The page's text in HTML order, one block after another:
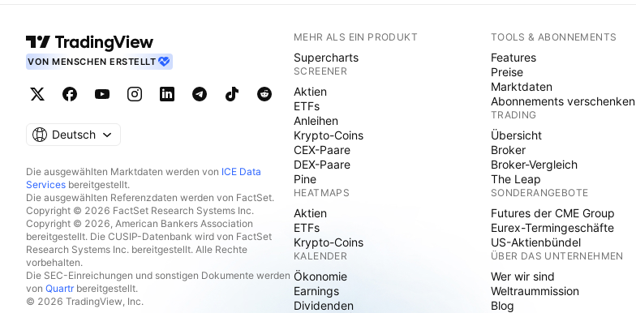
VON MENSCHEN ERSTELLT
Deutsch
Die ausgewählten Marktdaten werden von ICE Data
Services bereitgestellt.
Die ausgewählten Referenzdaten werden von FactSet.
Copyright © 2026 FactSet Research Systems Inc.
Copyright © 2026, American Bankers Association
bereitgestellt. Die CUSIP-Datenbank wird von FactSet
Research Systems Inc. bereitgestellt. Alle Rechte
vorbehalten.
Die SEC-Einreichungen und sonstigen Dokumente werden
von Quartrbereitgestellt.
© 2026 TradingView, Inc.
MEHR ALS EIN PRODUKT
Supercharts
SCREENER
Aktien
ETFs
Anleihen
Krypto-Coins
CEX-Paare
DEX-Paare
Pine
HEATMAPS
Aktien
ETFs
Krypto-Coins
KALENDER
Ökonomie
Earnings
Dividenden
TOOLS & ABONNEMENTS
Features
Preise
Marktdaten
Abonnements verschenken
TRADING
Übersicht
Broker
Broker-Vergleich
The Leap
SONDERANGEBOTE
Futures der CME Group
Eurex-Termingeschäfte
US-Aktienbündel
ÜBER DAS UNTERNEHMEN
Wer wir sind
Weltraummission
Blog